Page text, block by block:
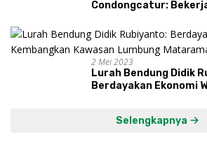
Condongcatur:
dan Syukuri Hasil
2 Mei 2023
Lurah Bendung Didik
Berdayakan Ekonomi
Selengkapnya